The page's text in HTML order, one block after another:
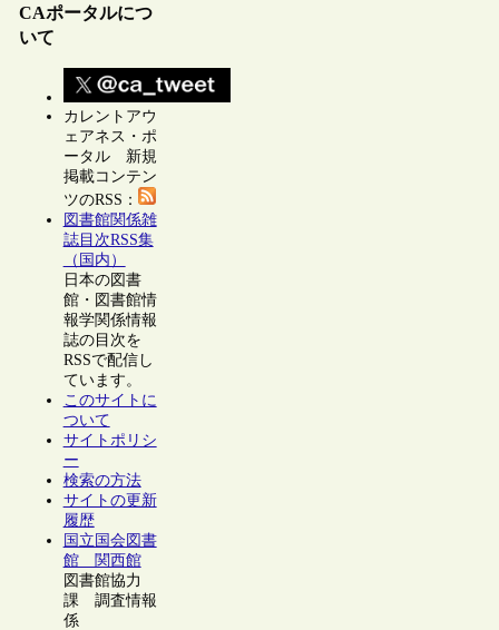
CAポータルにつ
いて
カレントアウ
ェアネス・ポ
ータル 新規
掲載コンテン
ツのRSS：
図書館関係雑
誌目次RSS集
（国内）
日本の図書
館・図書館情
報学関係情報
誌の目次を
RSSで配信し
ています。
このサイトに
ついて
サイトポリシ
ー
検索の方法
サイトの更新
履歴
国立国会図書
館 関西館
図書館協力
課 調査情報
係